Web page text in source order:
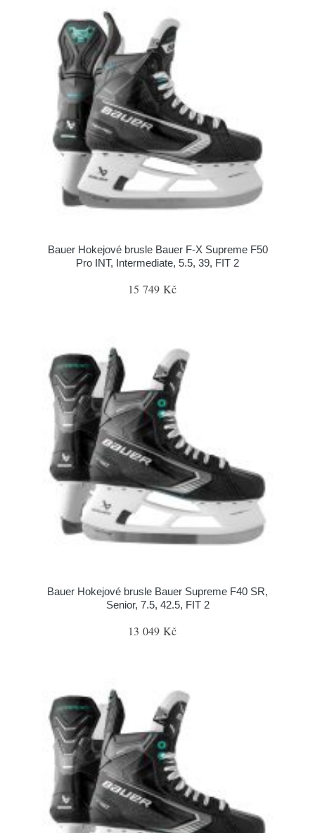
Bauer Hokejové brusle Bauer F-X Supreme F50
Pro INT, Intermediate, 5.5, 39, FIT 2
15 749 Kč
Bauer Hokejové brusle Bauer Supreme F40 SR,
Senior, 7.5, 42.5, FIT 2
13 049 Kč